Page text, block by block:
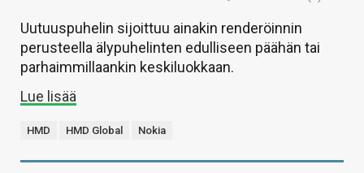
Uutuuspuhelin sijoittuu ainakin renderöinnin
perusteella älypuhelinten edulliseen päähän tai
parhaimmillaankin keskiluokkaan.
Lue lisää
HMD HMD Global Nokia